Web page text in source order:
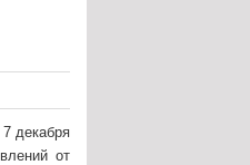
декабря
от